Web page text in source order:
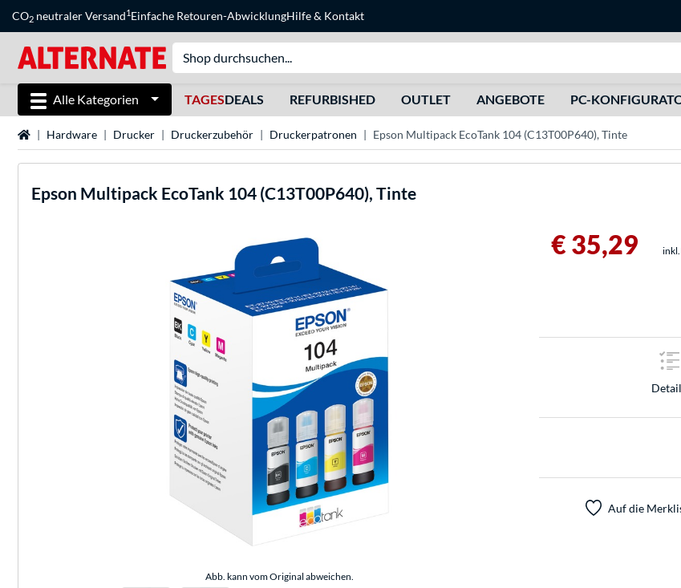
CO2 neutraler Versand1Einfache Retouren-AbwicklungHilfe& Kontakt
Alle Kategorien TAGESDEALS REFURBISHED OUTLET ANGEBOTE PC-
StartseiteHardware Drucker Druckerzubehör Druckerpatronen Epson Multipack EcoTank 104 (C13T00P640), Tinte
Epson Multipack EcoTank 104 (C13T00P640), Tinte
Abb. kann vom Original abweichen.
€ 35,29 inkl.
Auf die